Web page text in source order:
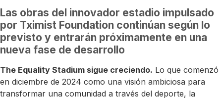
Las obras del innovador estadio impulsado
por Tximist Foundation continúan según lo
previsto y entrarán próximamente en una
nueva fase de desarrollo
The Equality Stadium sigue creciendo. Lo que comenzó
en diciembre de 2024 como una visión ambiciosa para
transformar una comunidad a través del deporte, la